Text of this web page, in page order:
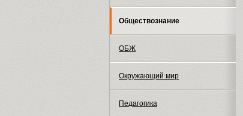
Обществознание
ОБЖ
Окружающий мир
Педагогика